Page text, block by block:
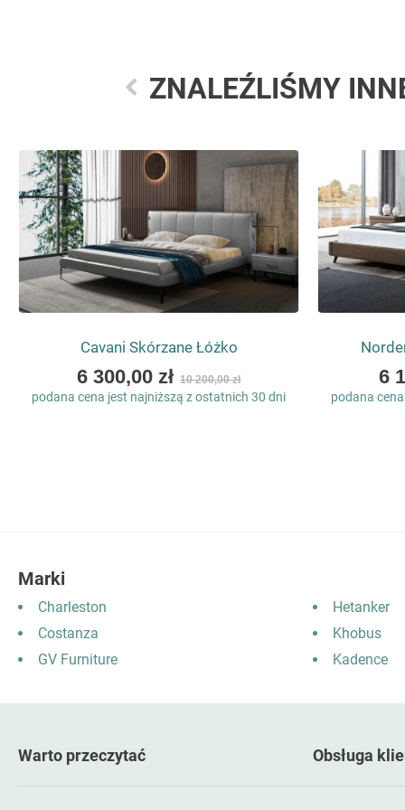
ZNALEŹLIŚMY
Cavani Skórzane Łóżko
As
low
6 300,00 zł 10 200,00 zł
podana cena jest najniższą z ostatnich 30 dni
As
low
6
podana
Marki
Charleston
Costanza
GV Furniture
Hetanker
Khobus
Kadence
Warto przeczytać Obsługa